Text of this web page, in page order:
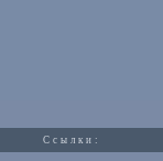
Cсылки: